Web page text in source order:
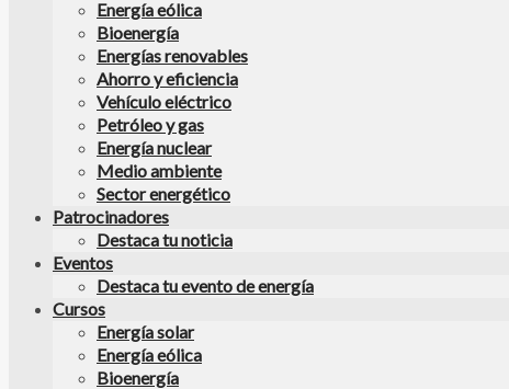
Energía eólica
Bioenergía
Energías renovables
Ahorro y eficiencia
Vehículo eléctrico
Petróleo y gas
Energía nuclear
Medio ambiente
Sector energético
Patrocinadores
Destaca tu noticia
Eventos
Destaca tu evento de energía
Cursos
Energía solar
Energía eólica
Bioenergía